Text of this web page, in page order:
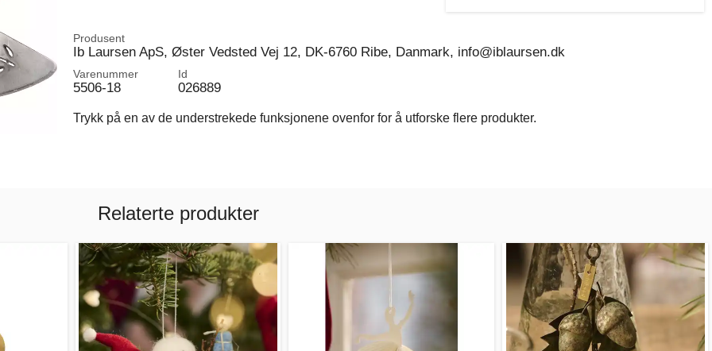
Produsent
Ib Laursen ApS, Øster Vedsted Vej 12, DK-6760 Ribe, Danmark, info@iblaursen.dk
Varenummer
5506-18
Id
026889
Trykk på en av de understrekede funksjonene ovenfor for å utforske flere produkter.
Relaterte produkter